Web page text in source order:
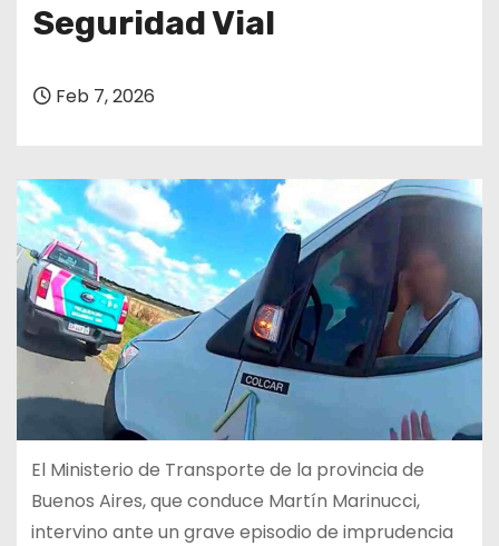
Seguridad Vial
Feb 7, 2026
El Ministerio de Transporte de la provincia de
Buenos Aires, que conduce Martín Marinucci,
intervino ante un grave episodio de imprudencia